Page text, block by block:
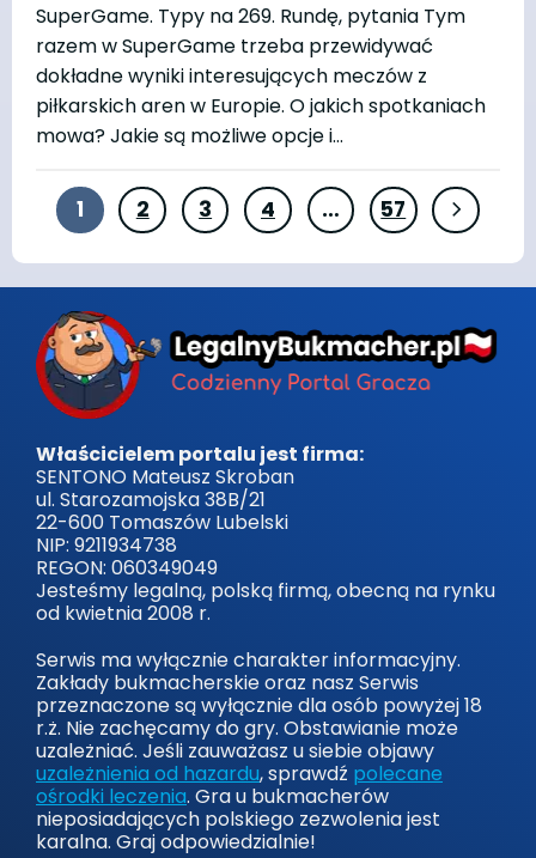
SuperGame. Typy na 269. Rundę, pytania Tym
razem w SuperGame trzeba przewidywać
dokładne wyniki interesujących meczów z
piłkarskich aren w Europie. O jakich spotkaniach
mowa? Jakie są możliwe opcje i…
1 2 3 4 … 57
Właścicielem portalu jest firma:
SENTONO Mateusz Skroban
ul. Starozamojska 38B/21
22-600 Tomaszów Lubelski
NIP: 9211934738
REGON: 060349049
Jesteśmy legalną, polską firmą, obecną na rynku
od kwietnia 2008 r.
Serwis ma wyłącznie charakter informacyjny.
Zakłady bukmacherskie oraz nasz Serwis
przeznaczone są wyłącznie dla osób powyżej 18
r.ż. Nie zachęcamy do gry. Obstawianie może
uzależniać. Jeśli zauważasz u siebie objawy
uzależnienia od hazardu, sprawdź polecane
ośrodki leczenia. Gra u bukmacherów
nieposiadających polskiego zezwolenia jest
karalna. Graj odpowiedzialnie!